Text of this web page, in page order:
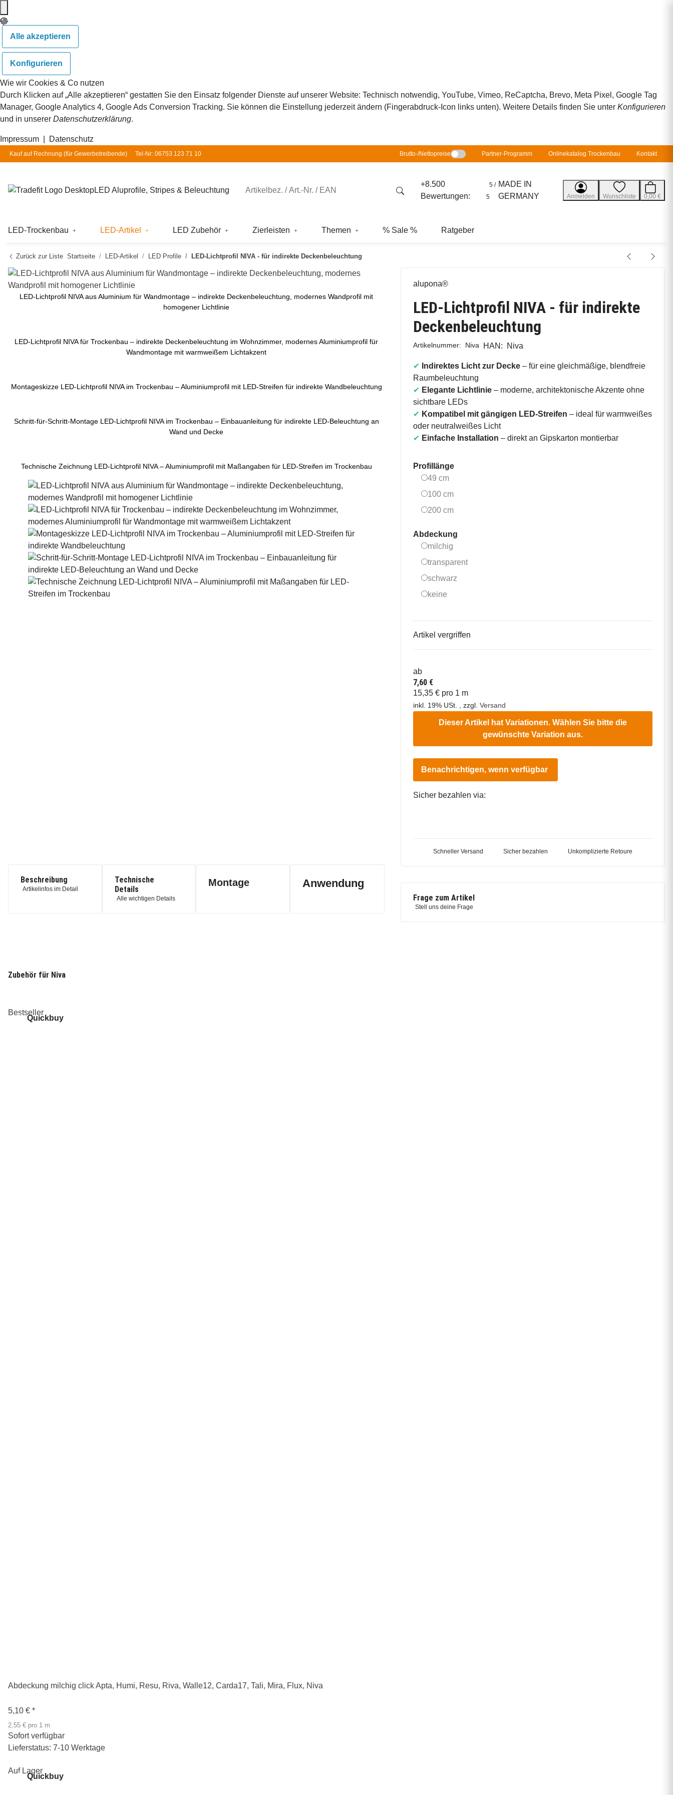
Alle akzeptieren
Konfigurieren
Wie wir Cookies & Co nutzen
Durch Klicken auf „Alle akzeptieren“ gestatten Sie den Einsatz folgender Dienste auf unserer Website: Technisch notwendig, YouTube, Vimeo, ReCaptcha, Brevo, Meta Pixel, Google Tag
Manager, Google Analytics 4, Google Ads Conversion Tracking. Sie können die Einstellung jederzeit ändern (Fingerabdruck-Icon links unten). Weitere Details finden Sie unter Konfigurieren
und in unserer Datenschutzerklärung.
Impressum Datenschutz
Kauf auf Rechnung (für Gewerbetreibende) Tel-Nr: 06753 123 71 10 Brutto-/Nettopreise Partner-Programm Onlinekatalog Trockenbau Kontakt
LED Aluprofile, Stripes & Beleuchtung
+8.500
Bewertungen:
5 /
5
MADE IN
GERMANY
Anmelden Wunschliste 0,00 €
LED-Trockenbau LED-Artikel LED Zubehör Zierleisten Themen % Sale % Ratgeber
Zurück zur Liste Startseite LED-Artikel LED Profile LED-Lichtprofil NIVA - für indirekte Deckenbeleuchtung
alupona®
LED-Lichtprofil NIVA - für indirekte
Deckenbeleuchtung
Artikelnummer: Niva HAN: Niva
✔ Indirektes Licht zur Decke – für eine gleichmäßige, blendfreie
Raumbeleuchtung
✔ Elegante Lichtlinie – moderne, architektonische Akzente ohne
sichtbare LEDs
✔ Kompatibel mit gängigen LED-Streifen – ideal für warmweißes
oder neutralweißes Licht
✔ Einfache Installation – direkt an Gipskarton montierbar
Profillänge
49 cm49 cm
100 cm100 cm
200 cm200 cm
Abdeckung
milchig
transparenttransparent
schwarz
keine
Artikel vergriffen
ab
7,60 €
15,35 € pro 1 m
inkl. 19% USt. , zzgl. Versand
Dieser Artikel hat Variationen. Wählen Sie bitte die
gewünschte Variation aus.
Benachrichtigen, wenn verfügbar
Sicher bezahlen via:
Schneller Versand Sicher bezahlen Unkomplizierte Retoure
Frage zum Artikel
Stell uns deine Frage
LED-Lichtprofil NIVA aus Aluminium für Wandmontage – indirekte Deckenbeleuchtung, modernes Wandprofil mit
homogener Lichtlinie
LED-Lichtprofil NIVA für Trockenbau – indirekte Deckenbeleuchtung im Wohnzimmer, modernes Aluminiumprofil für
Wandmontage mit warmweißem Lichtakzent
Montageskizze LED-Lichtprofil NIVA im Trockenbau – Aluminiumprofil mit LED-Streifen für indirekte Wandbeleuchtung
Schritt-für-Schritt-Montage LED-Lichtprofil NIVA im Trockenbau – Einbauanleitung für indirekte LED-Beleuchtung an
Wand und Decke
Technische Zeichnung LED-Lichtprofil NIVA – Aluminiumprofil mit Maßangaben für LED-Streifen im Trockenbau
Beschreibung
Artikelinfos im Detail
Technische
Details
Alle wichtigen Details
Montage Anwendung
Zubehör für Niva
Quickbuy
Bestseller
Abdeckung milchig click Apta, Humi, Resu, Riva, Walle12, Carda17, Tali, Mira, Flux, Niva
5,10 € *
2,55 € pro 1 m
Sofort verfügbar
Lieferstatus: 7-10 Werktage
Quickbuy
Auf Lager